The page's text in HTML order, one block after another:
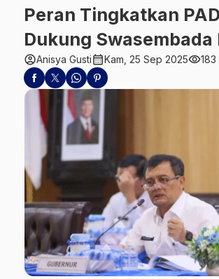
Peran Tingkatkan
Dukung Swasembada
account_circleAnisya Gusticalendar_monthKam, 25 Sep 2025visibility183